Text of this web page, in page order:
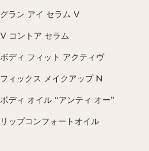
グラン アイ セラム V
V コントア セラム
ボディ フィット アクティヴ
フィックス メイクアップ N
ボディ オイル “アンティ オー”
リップコンフォートオイル